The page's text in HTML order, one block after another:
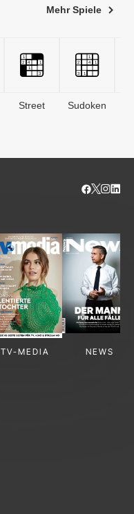
Mehr Spiele
Street Sudoken
TV-MEDIA NEWS